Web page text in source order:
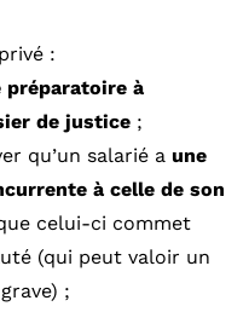
:
préparatoire à
de justice ;
qu’un salarié a une
à celle de son
celui-ci commet
(qui peut valoir un
;